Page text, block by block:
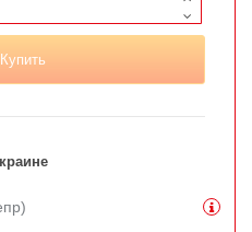
Купить